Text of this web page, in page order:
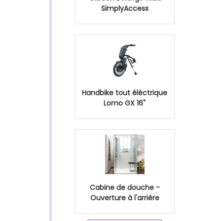
SimplyAccess
Handbike tout éléctrique
Lomo GX 16"
Cabine de douche -
Ouverture à l'arrière